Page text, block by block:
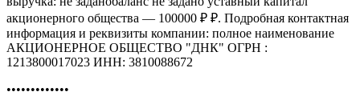
акционерного общества — 100000 ₽ ₽. Подробная контактная
информация и реквизиты компании: полное наименование
АКЦИОНЕРНОЕ ОБЩЕСТВО "ДНК" ОГРН :
1213800017023 ИНН: 3810088672
•••••••••••••